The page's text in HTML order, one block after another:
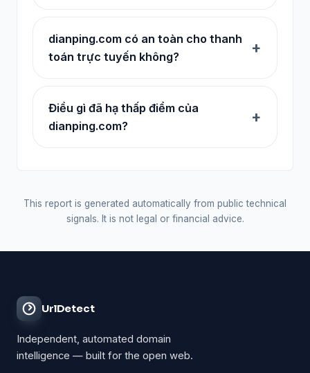
dianping.com có an toàn cho thanh
toán trực tuyến không?
Điều gì đã hạ thấp điểm của
dianping.com?
This report is generated automatically from public technical
signals. It is not legal or financial advice.
UrlDetect
Independent, automated domain
intelligence — built for the open web.